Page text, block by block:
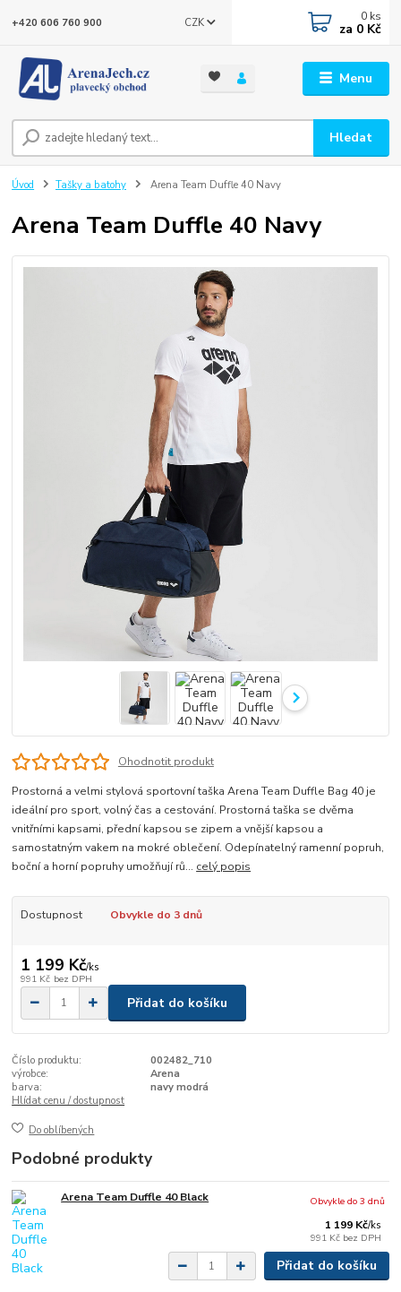
Menu
CZK
Hledat
+420 606 760 900 0 ks
za 0 Kč
Úvod Tašky a batohy Arena Team Duffle 40 Navy
Arena Team Duffle 40 Navy
Ohodnotit produkt
Prostorná a velmi stylová sportovní taška Arena Team Duffle Bag 40 je
ideální pro sport, volný čas a cestování. Prostorná taška se dvěma
vnitřními kapsami, přední kapsou se zipem a vnější kapsou a
samostatným vakem na mokré oblečení. Odepínatelný ramenní popruh,
boční a horní popruhy umožňují rů... celý popis
Dostupnost Obvykle do 3 dnů
1 199 Kč/ks
991 Kč bez DPH
Přidat do košíku
Číslo produktu:
002482_710
výrobce:
Arena
barva:
navy modrá
Hlídat cenu / dostupnost
Do oblíbených
Podobné produkty
Arena Team Duffle 40 Black
1 199 Kč/ks
991 Kč bez DPH
Obvykle do 3 dnů
Přidat do košíku